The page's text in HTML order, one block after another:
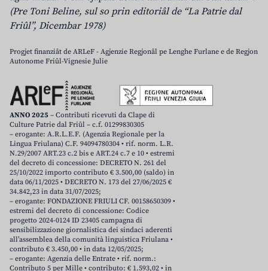
(Pre Toni Beline, sul so prin editoriâl de “La Patrie dal
Friûl”, Dicembar 1978)
Progjet finanziât de ARLeF - Agjenzie Regjonâl pe Lenghe Furlane e de Regjon
Autonome Friûl-Vignesie Julie
ANNO 2025 – Contributi ricevuti da Clape di
Culture Patrie dal Friûl – c.f. 01299830305
– erogante: A.R.L.E.F. (Agenzia Regionale per la
Lingua Friulana) C.F. 94094780304 • rif. norm. L.R.
N.29/2007 ART.23 c.2 bis e ART.24 c.7 e 10 • estremi
del decreto di concessione: DECRETO N. 261 del
25/10/2022 importo contributo € 3.500,00 (saldo) in
data 06/11/2025 • DECRETO N. 173 del 27/06/2025 €
34.842,23 in data 31/07/2025;
– erogante: FONDAZIONE FRIULI CF. 00158650309 •
estremi del decreto di concessione: Codice
progetto 2024-0124 ID 23405 campagna di
sensibilizzazione giornalistica dei sindaci aderenti
all’assemblea della comunità linguistica Friulana •
contributo € 3.450,00 • in data 12/05/2025;
– erogante: Agenzia delle Entrate • rif. norm.:
Contributo 5 per Mille • contributo: € 1.593,02 • in